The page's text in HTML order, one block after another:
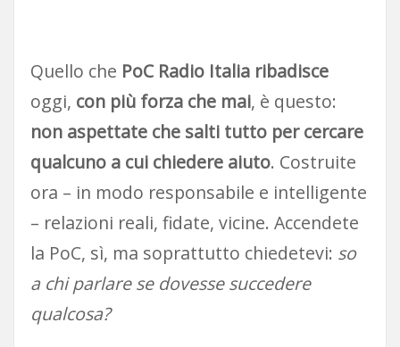
Quello che PoC Radio Italia ribadisce
oggi, con più forza che mai, è questo:
non aspettate che salti tutto per cercare
qualcuno a cui chiedere aiuto. Costruite
ora – in modo responsabile e intelligente
– relazioni reali, fidate, vicine. Accendete
la PoC, sì, ma soprattutto chiedetevi: so
a chi parlare se dovesse succedere
qualcosa?